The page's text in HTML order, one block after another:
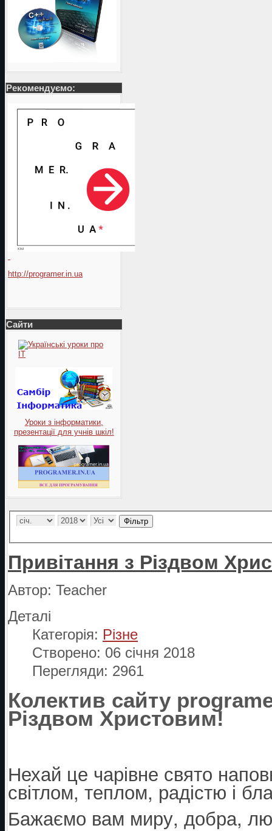
Рекомендуємо:
http://programer.in.ua
Сайти
Уроки з інформатики,
презентації для учнів шкіл!
Фільтр
Привітання з Різдвом
Автор: Teacher
Деталі
Категорія: Різне
Створено: 06 січня 2018
Перегляди: 2961
Колектив сайту
Різдвом Христовим!
Нехай це чарівне свято
світлом, теплом, радістю і
Бажаємо вам миру, добра,